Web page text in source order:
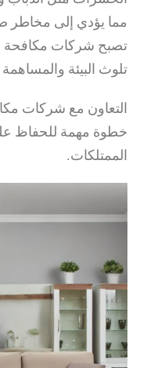
مما يؤدي إلى مخاطر
تصبح شركات مكافحة
تلوث البيئة
التعاون مع شركات
خطوة مهمة للحفاظ
الممتلكات.